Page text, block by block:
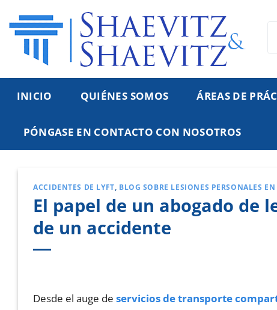
contenido
INICIO QUIÉNES SOMOS ÁREAS DE
PÓNGASE EN CONTACTO CON NOSOTROS
ACCIDENTES DE LYFT BLOG SOBRE LESIONES PERSONALES
El papel de un abogado de
de un accidente
Desde el auge deservicios de transporte